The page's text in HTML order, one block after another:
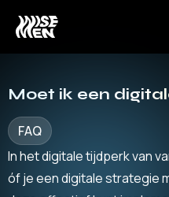
Moet ik een
FAQ
In het digitale tijdperk van
óf je een digitale strategie